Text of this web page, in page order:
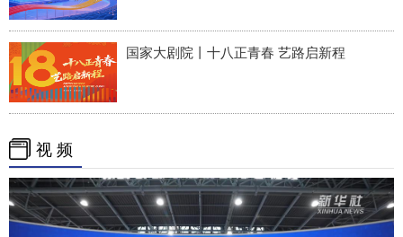
国家大剧院丨十八正青春 艺路启新程
视 频